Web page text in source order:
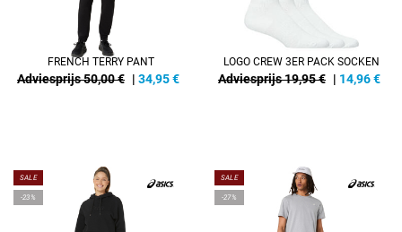
FRENCH TERRY PANT
Adviesprijs 50,00 € | 34,95€
LOGO CREW 3ER PACK SOCKEN
Adviesprijs 19,95 € | 14,96€
SALE
-23%
SALE
-27%